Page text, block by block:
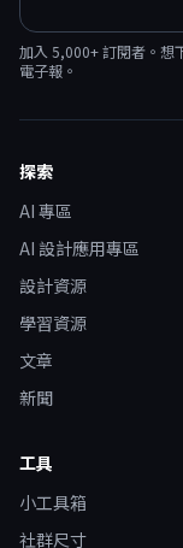
加入 5,000+ 訂閱者。想
電子報。
探索
AI 專區
AI 設計應用專區
設計資源
學習資源
文章
新聞
工具
小工具箱
社群尺寸